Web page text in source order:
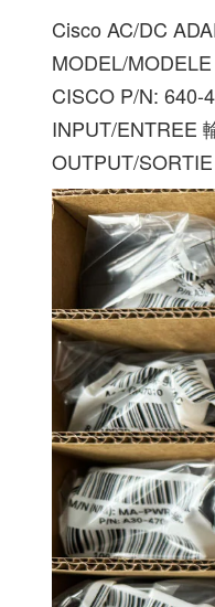
Cisco AC/DC
MODEL/
CISCO P/N: 640-
INPUT/ENTREE
OUTPUT/